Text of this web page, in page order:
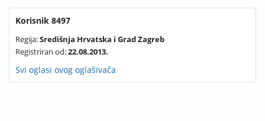
Korisnik 8497
Regija:Središnja Hrvatska i Grad Zagreb
Registriran od:22.08.2013.
Svi oglasi ovog oglašivača